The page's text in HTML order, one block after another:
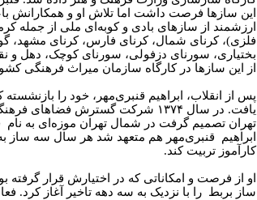
این سازها فرصت داشت اما تلاش او و همکارانش
ارزشمند از سازهای بادی و کوبه‌ای ملی از جمله
فلزی)، کرنای شمال، کرنای فارس، کرنای مشهد،
بختیاری، سورنای دزفولی، سورنای کوچک، دهل و
از این سازها در کارگاه سازمان میراث فرهنگی
پس از انقلاب، ابراهیم قنبری‌مهر، خود را
یافت. در سال ۱۳۷۴ شرکت گسترش
تهران تصمیم گرفت در شمال تهران موزه‌ای به نام
کارآموز تربیت کند.
او از فرصت و امکاناتی که در اختیارش قرار گرفته
ساز بربط را با نزدیک به سه دهه تاخیر آغاز کرد.